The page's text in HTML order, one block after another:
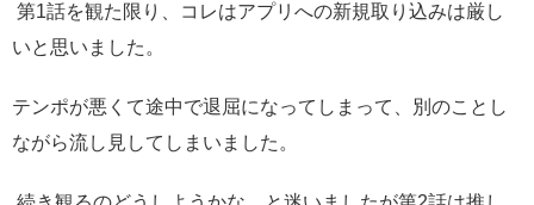
第1話を観た限り、コレはアプリへの新規取り込みは厳し
いと思いました。
テンポが悪くて途中で退屈になってしまって、別のことし
ながら流し見してしまいました。